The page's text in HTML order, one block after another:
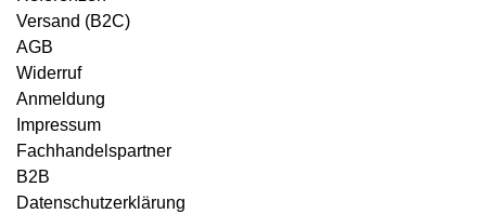
Versand (B2C)
AGB
Widerruf
Anmeldung
Impressum
Fachhandelspartner
B2B
Datenschutzerklärung